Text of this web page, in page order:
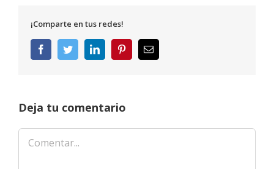
¡Comparte en tus redes!
FacebookTwitterLinkedInPinterestCorreo
electrónico
Deja tu comentario
Comentar